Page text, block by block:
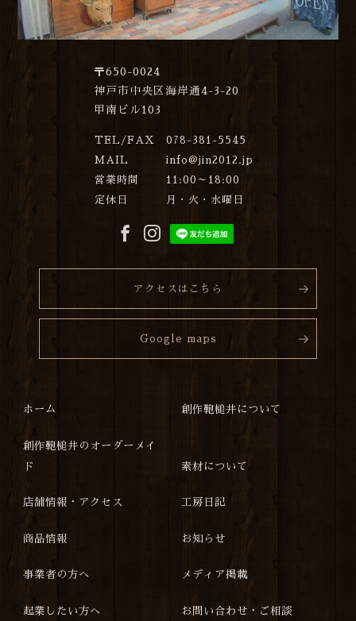
〒650-0024
神戸市中央区海岸通4-3-20
甲南ビル103
TEL/FAX
078-381-5545
MAIL
info@jin2012.jp
営業時間
11:00～18:00
定休日
月・火・水曜日
アクセスはこちら
Google maps
ホーム 創作鞄槌井について
創作鞄槌井のオーダーメイ
ド
素材について
店舗情報・アクセス 工房日記
商品情報 お知らせ
事業者の方へ メディア掲載
起業したい方へ お問い合わせ・ご相談